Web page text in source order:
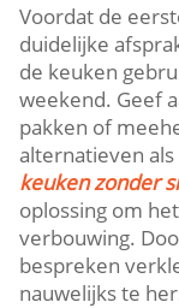
Voordat de
duidelijke
de keuken
weekend.​ Geef
pakken of
alternatieven
keuken zonder
oplossing om
verbouwing.​
bespreken
nauwelijks te